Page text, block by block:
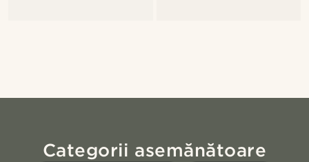
Categorii asemănătoare